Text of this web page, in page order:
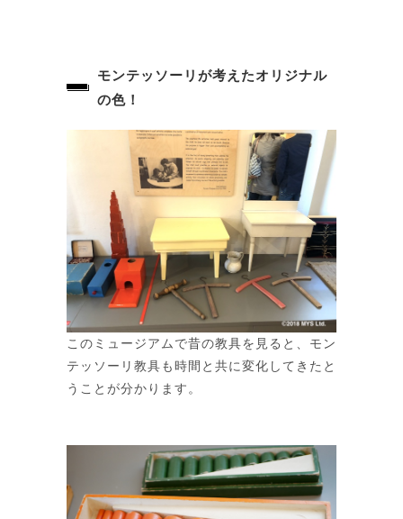
モンテッソーリが考えたオリジナル
の色！
このミュージアムで昔の教具を見ると、モン
テッソーリ教具も時間と共に変化してきたと
うことが分かります。